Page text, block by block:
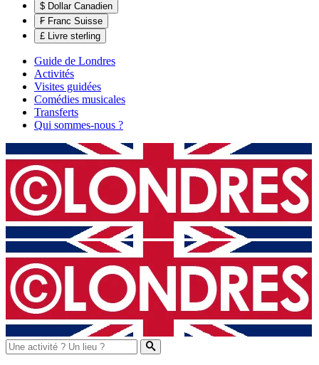
$ Dollar Canadien
₣ Franc Suisse
£ Livre sterling
Guide de Londres
Activités
Visites guidées
Comédies musicales
Transferts
Qui sommes-nous ?